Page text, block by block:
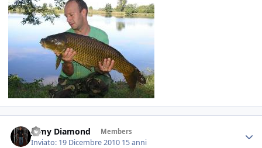
Jamy Diamond Members
Inviato: 19 Dicembre 2010 15 anni